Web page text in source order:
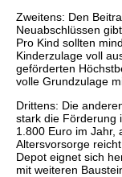
Zweitens: Den
Neuabschlüssen
Pro Kind sollten
Kinderzulage voll
geförderten
volle Grundzulage
Drittens: Die
stark die Förderung
1.800 Euro im Jahr,
Altersvorsorge
Depot eignet sich
mit weiteren